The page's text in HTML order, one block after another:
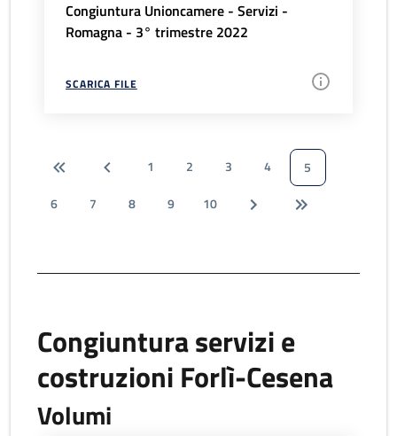
Congiuntura Unioncamere - Servizi -
Romagna - 3° trimestre 2022
SCARICA FILE
1 2 3 4
5
6
7 8 9 10
Congiuntura servizi e
costruzioni Forlì-Cesena
Volumi